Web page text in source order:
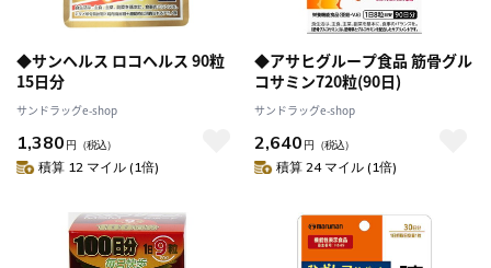
◆サンヘルス ロコヘルス 90粒
15日分
サンドラッグe-shop
1,380 円 （税込）
積算 12 マイル (1倍)
◆アサヒグループ食品 筋骨グル
コサミン720粒(90日)
サンドラッグe-shop
2,640 円 （税込）
積算 24 マイル (1倍)